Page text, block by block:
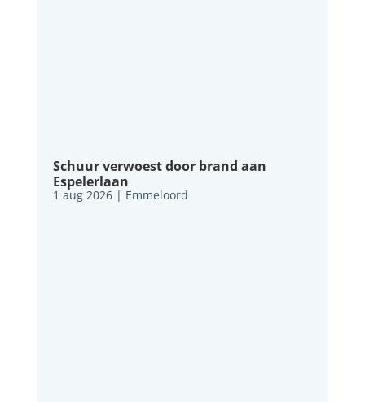
Schuur verwoest door brand aan
Espelerlaan
1 aug 2026| Emmeloord